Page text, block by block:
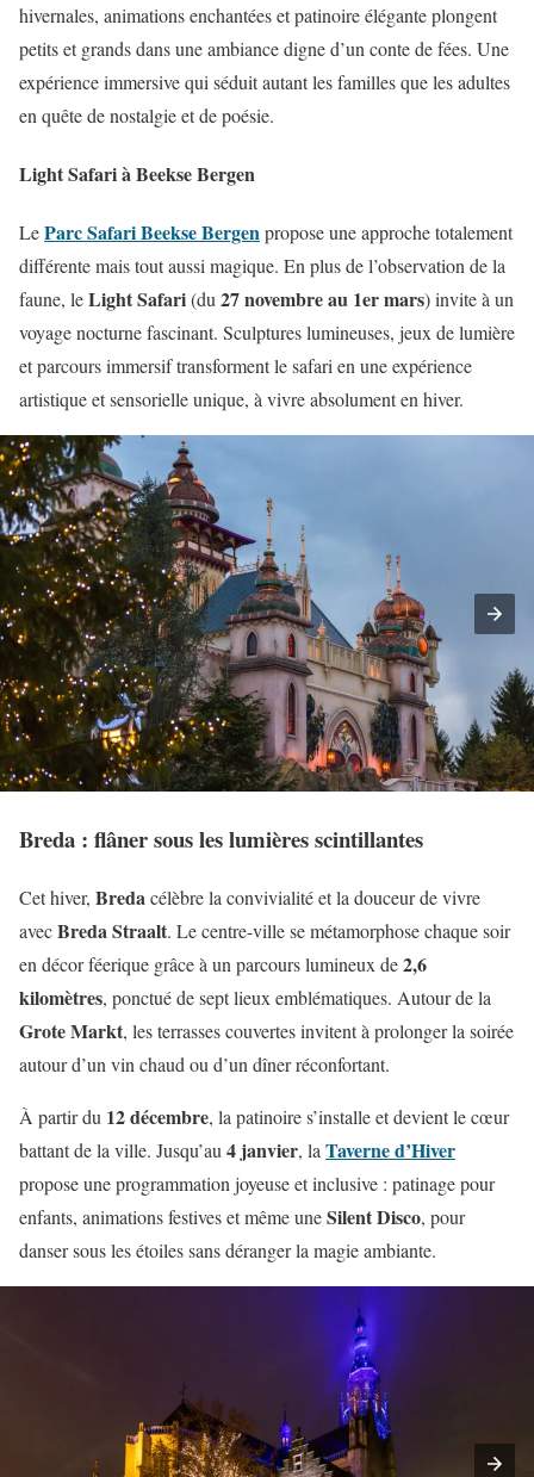
hivernales, animations enchantées et patinoire élégante plongent
petits et grands dans une ambiance digne d’un conte de fées. Une
expérience immersive qui séduit autant les familles que les adultes
en quête de nostalgie et de poésie.
Light Safari à Beekse Bergen
LeParc Safari Beekse Bergenpropose une approche totalement
différente mais tout aussi magique. En plus de l’observation de la
faune, leLight Safari(du27 novembre au 1er mars) invite à un
voyage nocturne fascinant. Sculptures lumineuses, jeux de lumière
et parcours immersif transforment le safari en une expérience
artistique et sensorielle unique, à vivre absolument en hiver.
Breda : flâner sous les lumières scintillantes
Cet hiver, Bredacélèbre la convivialité et la douceur de vivre
avecBreda Straalt. Le centre-ville se métamorphose chaque soir
en décor féerique grâce à un parcours lumineux de2,6
kilomètres, ponctué de sept lieux emblématiques. Autour de la
Grote Markt, les terrasses couvertes invitent à prolonger la soirée
autour d’un vin chaud ou d’un dîner réconfortant.
À partir du 12 décembre, la patinoire s’installe et devient le cœur
battant de la ville. Jusqu’au 4 janvier, la Taverne d’Hiver
propose une programmation joyeuse et inclusive : patinage pour
enfants, animations festives et même uneSilent Disco, pour
danser sous les étoiles sans déranger la magie ambiante.